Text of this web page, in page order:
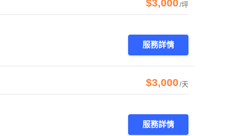
$3,000/坪
服務詳情
$3,000/天
服務詳情